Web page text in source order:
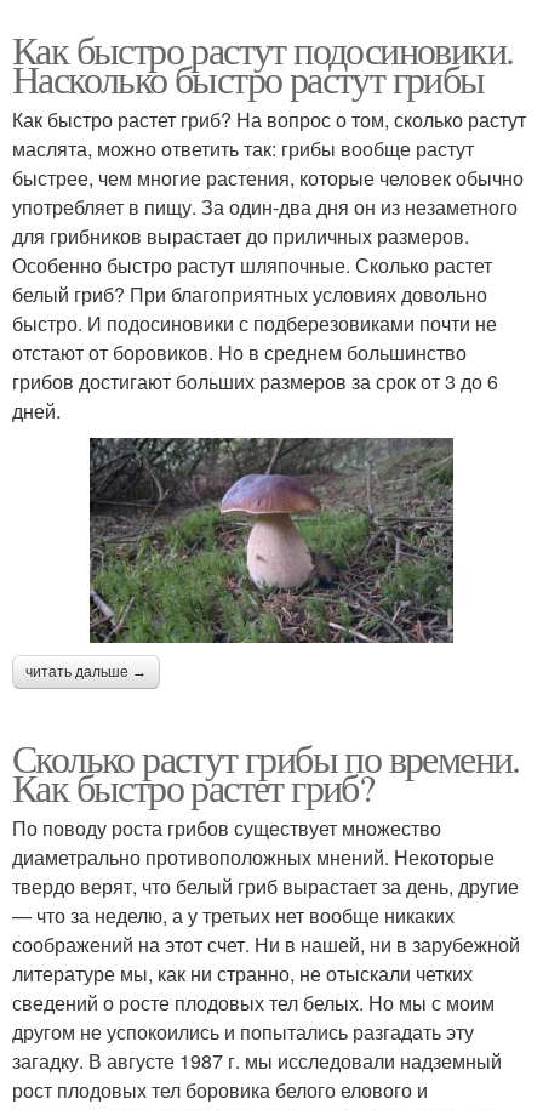
Как быстро растут подосиновики.
Насколько быстро растут грибы
Как быстро растет гриб? На вопрос о том, сколько растут
маслята, можно ответить так: грибы вообще растут
быстрее, чем многие растения, которые человек обычно
употребляет в пищу. За один-два дня он из незаметного
для грибников вырастает до приличных размеров.
Особенно быстро растут шляпочные. Сколько растет
белый гриб? При благоприятных условиях довольно
быстро. И подосиновики с подберезовиками почти не
отстают от боровиков. Но в среднем большинство
грибов достигают больших размеров за срок от 3 до 6
дней.
читать дальше →
Сколько растут грибы по времени.
Как быстро растет гриб?
По поводу роста грибов существует множество
диаметрально про­тивоположных мнений. Некоторые
твердо верят, что белый гриб вырастает за день, другие
— что за неделю, а у третьих нет вообще никаких
соображений на этот счет. Ни в нашей, ни в зарубежной
ли­тературе мы, как ни странно, не отыскали четких
сведений о росте плодовых тел белых. Но мы с моим
другом не успокоились и попытались разгадать эту
загадку. В августе 1987 г. мы исследовали надземный
рост плодовых тел боровика белого елового и